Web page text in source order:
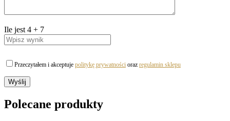
Ile jest 4 + 7
Przeczytałem i akceptuje politykę prywatności oraz regulamin sklepu
Polecane produkty